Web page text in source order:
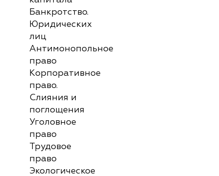
Банкротство.
Юридических
лиц
Антимонопольное
право
Корпоративное
право.
Слияния и
поглощения
Уголовное
право
Трудовое
право
Экологическое